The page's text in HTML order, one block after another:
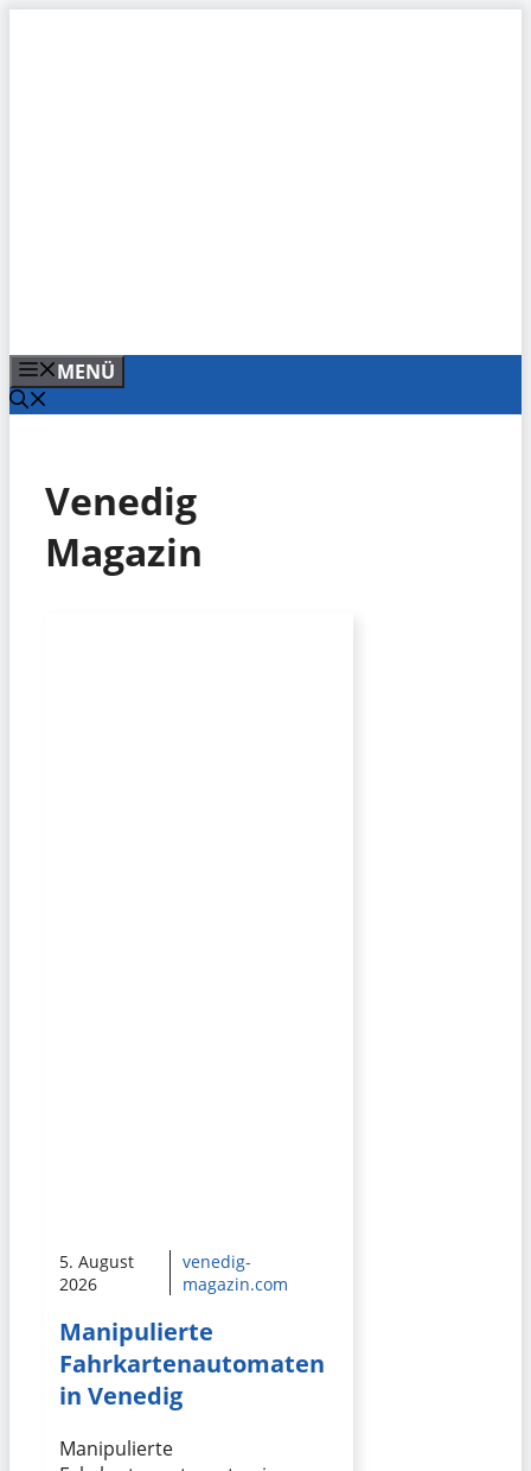
MENÜ
Venedig
Magazin
5. August
2026
venedig-
magazin.com
Manipulierte
Fahrkartenautomaten
in Venedig
Manipulierte